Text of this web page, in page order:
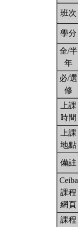
班次
學分
全/半
年
必/選
修
上課
時間
上課
地點
備註
Ceiba
課程
網頁
課程